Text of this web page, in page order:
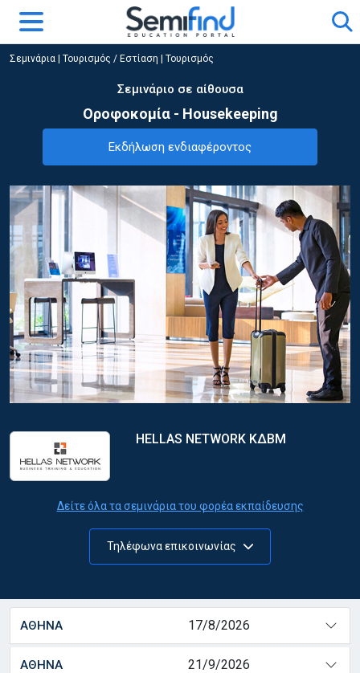
Σεμινάρια Τουρισμός / Εστίαση Τουρισμός
Σεμινάριο σε αίθουσα
Οροφοκομία - Housekeeping
Εκδήλωση ενδιαφέροντος
HELLAS NETWORK ΚΔΒΜ
Δείτε όλα τα σεμινάρια του φορέα εκπαίδευσης
Τηλέφωνα επικοινωνίας
ΑΘΗΝΑ 17/8/2026
ΑΘΗΝΑ 21/9/2026